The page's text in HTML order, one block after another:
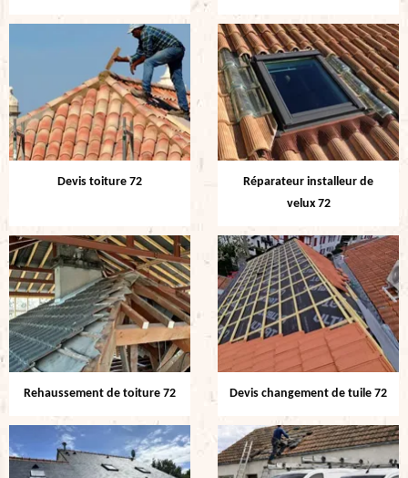
Devis toiture 72
Réparateur installeur de
velux 72
Rehaussement de toiture 72 Devis changement de tuile 72